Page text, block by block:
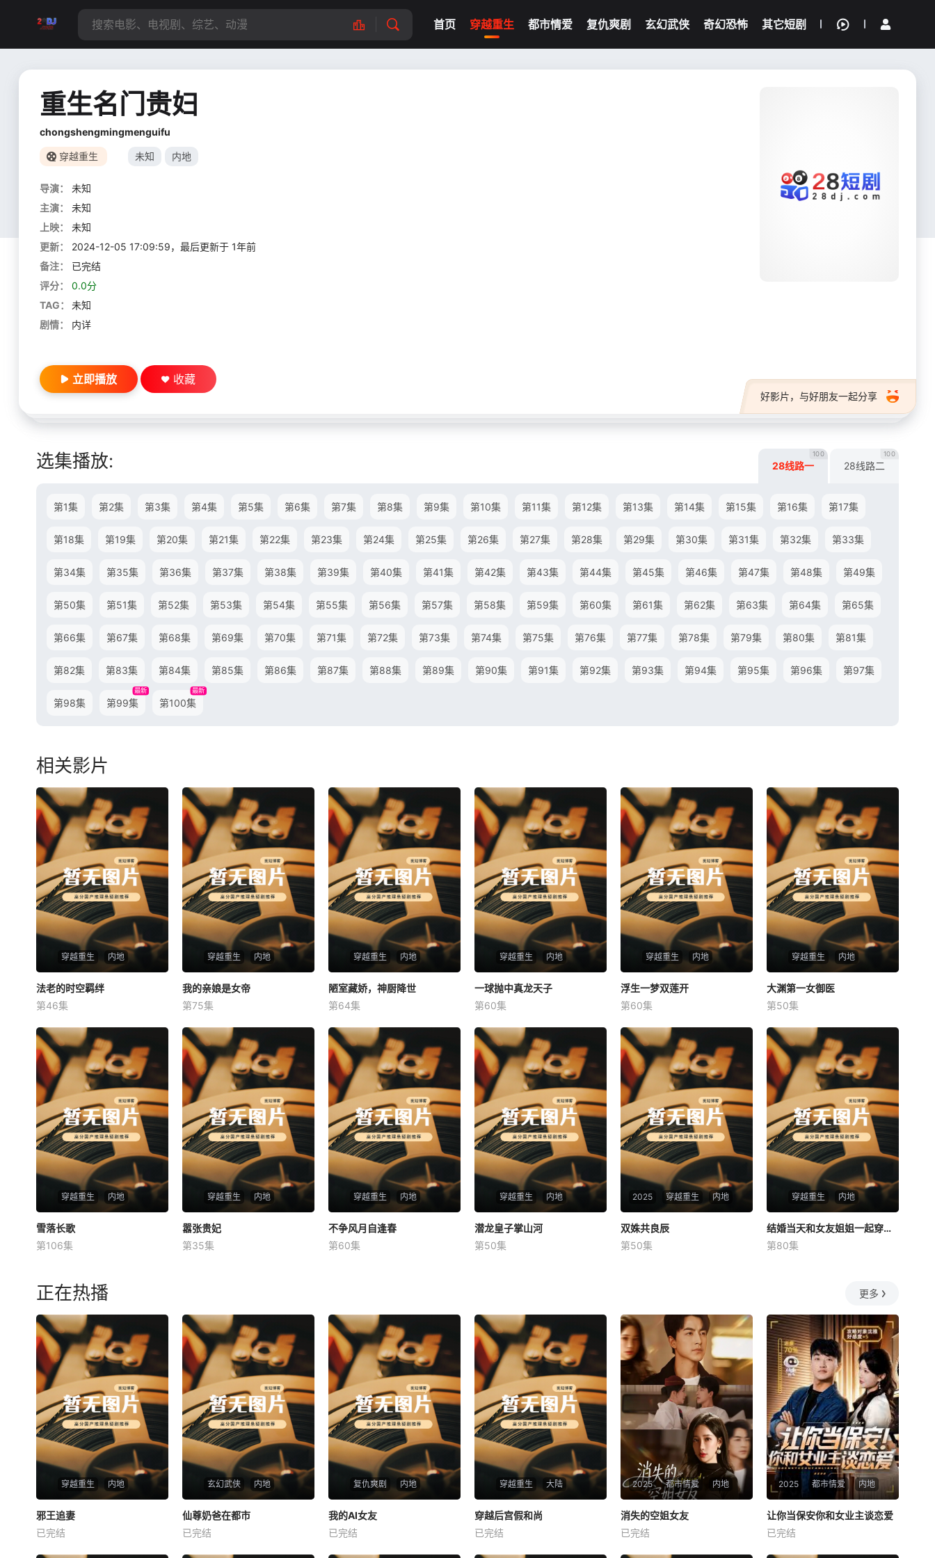
首页 穿越重生 都市情爱 复仇爽剧 玄幻武侠 奇幻恐怖 其它短剧
我的观影记录
重生名门贵妇
chongshengmingmenguifu
穿越重生 未知 内地
导演：
未知
主演：
未知
上映：
未知
更新：
2024-12-05 17:09:59，最后更新于 1年前
备注：
已完结
评分：
0.0分
TAG：
未知
剧情：
内详
好影片，与好朋友一起分享
立即播放 收藏
选集播放: 28线路一
100
28线路二
100
第1集 第2集 第3集 第4集 第5集 第6集 第7集 第8集 第9集 第10集 第11集 第12集 第13集 第14集 第15集 第16集 第17集
第18集 第19集 第20集 第21集 第22集 第23集 第24集 第25集 第26集 第27集 第28集 第29集 第30集 第31集 第32集 第33集
第34集 第35集 第36集 第37集 第38集 第39集 第40集 第41集 第42集 第43集 第44集 第45集 第46集 第47集 第48集 第49集
第50集 第51集 第52集 第53集 第54集 第55集 第56集 第57集 第58集 第59集 第60集 第61集 第62集 第63集 第64集 第65集
第66集 第67集 第68集 第69集 第70集 第71集 第72集 第73集 第74集 第75集 第76集 第77集 第78集 第79集 第80集 第81集
第82集 第83集 第84集 第85集 第86集 第87集 第88集 第89集 第90集 第91集 第92集 第93集 第94集 第95集 第96集 第97集
第98集 第99集
最新
第100集
最新
相关影片
穿越重生 内地
法老的时空羁绊
未知
法老的时空羁绊
第46集
穿越重生 内地
我的亲娘是女帝
未知
我的亲娘是女帝
第75集
穿越重生 内地
陋室藏娇，神厨降世
未知
陋室藏娇，神厨降世
第64集
穿越重生 内地
一球抛中真龙天子
未知
一球抛中真龙天子
第60集
穿越重生 内地
浮生一梦双莲开
未知
浮生一梦双莲开
第60集
穿越重生 内地
大渊第一女御医
未知
大渊第一女御医
第50集
穿越重生 内地
雪落长歌
未知
雪落长歌
第106集
穿越重生 内地
嚣张贵妃
未知
嚣张贵妃
第35集
穿越重生 内地
不争风月自逢春
未知
不争风月自逢春
第60集
穿越重生 内地
潜龙皇子掌山河
未知
潜龙皇子掌山河
第50集
2025 穿越重生 内地
双姝共良辰
未知
双姝共良辰
第50集
穿越重生 内地
结婚当天和女友姐姐一起穿越了
何釗遠、邵依蕊
结婚当天和女友姐姐一起穿越了
第80集
正在热播 更多
穿越重生 内地
邪王追妻
未知
邪王追妻
已完结
玄幻武侠 内地
仙尊奶爸在都市
未知
仙尊奶爸在都市
已完结
复仇爽剧 内地
我的AI女友
未知
我的AI女友
已完结
穿越重生 大陆
穿越后宫假和尚
未知
穿越后宫假和尚
已完结
2025 都市情爱 内地
消失的空姐女友
未知
消失的空姐女友
已完结
2025 都市情爱 内地
未知
让你当保安你和女业主谈恋爱
已完结